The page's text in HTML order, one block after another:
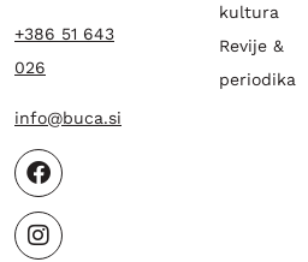
+386 51 643
026
info@buca.si
kultura
Revije &
periodika